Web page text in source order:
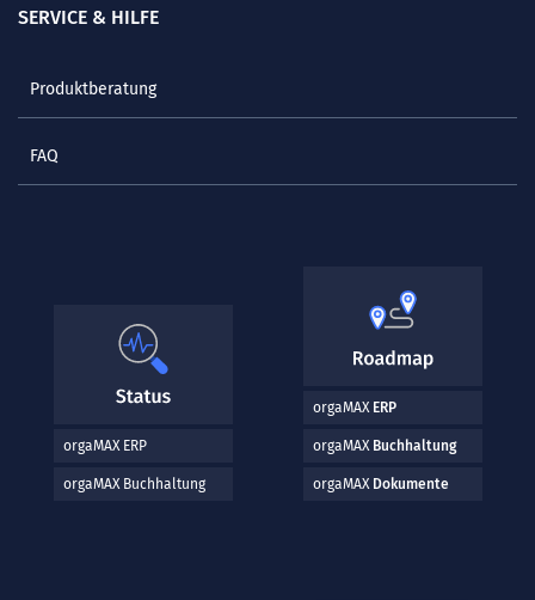
SERVICE & HILFE
Produktberatung
FAQ
orgaMAX ERP
orgaMAX Buchhaltung
orgaMAX ERP
orgaMAX Buchhaltung
orgaMAX Dokumente